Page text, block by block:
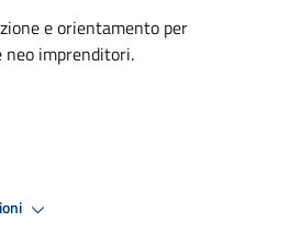
e orientamento per
imprenditori.